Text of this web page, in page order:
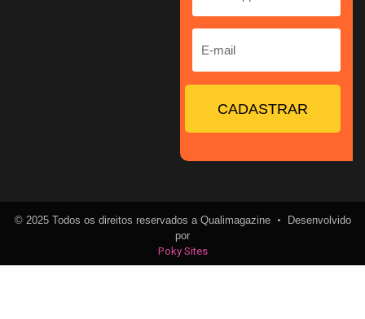
CADASTRAR
© 2025 Todos os direitos reservados a Qualimagazine • Desenvolvido
por
Poky Sites